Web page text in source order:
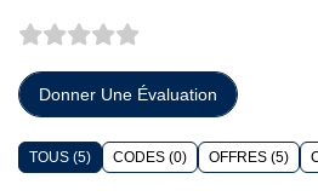
Donner Une Évaluation
TOUS (5) CODES (0) OFFRES (5)